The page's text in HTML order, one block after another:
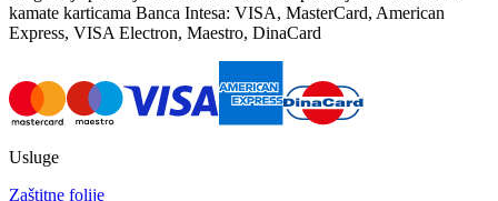
kamate karticama Banca Intesa: VISA, MasterCard, American
Express, VISA Electron, Maestro, DinaCard
Usluge
Zaštitne folije